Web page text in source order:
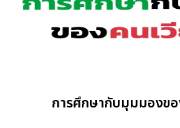
การศึกษากับมุมมองข